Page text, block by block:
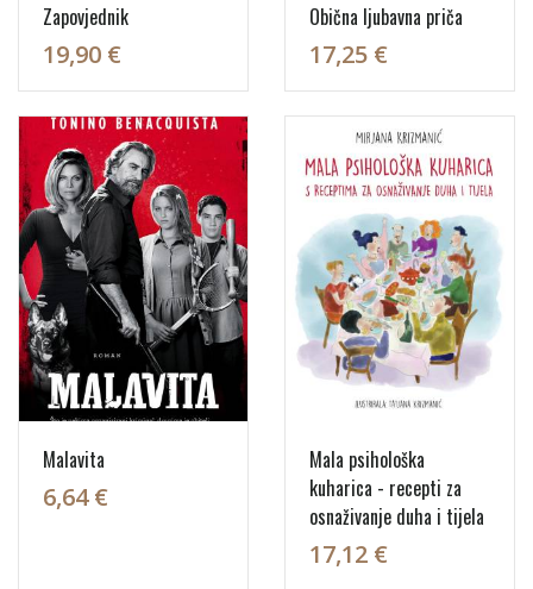
Zapovjednik
19,90 €
Obična ljubavna priča
17,25 €
Malavita
6,64 €
Mala psihološka
kuharica - recepti za
osnaživanje duha i tijela
17,12 €